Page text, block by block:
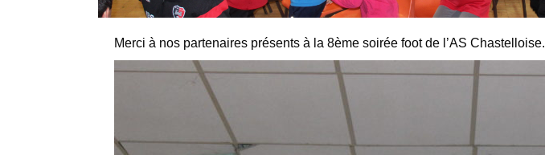
Merci à nos partenaires présents à la 8ème soirée foot de l’AS Chastelloise.